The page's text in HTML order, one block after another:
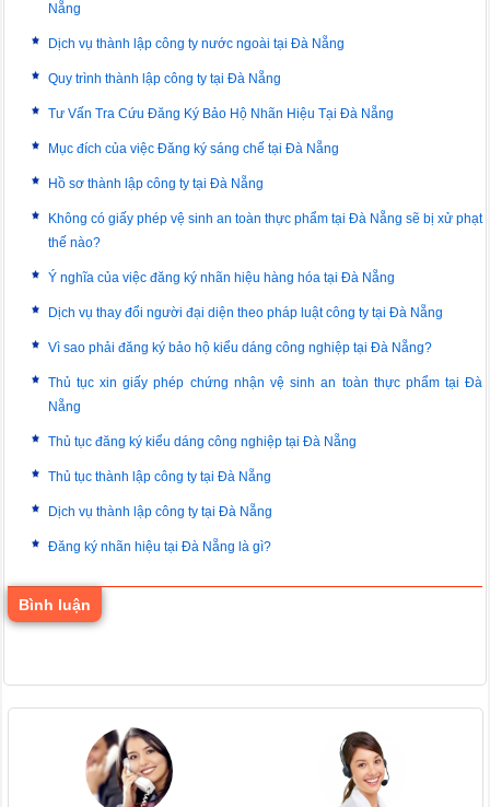
Nẵng
Dịch vụ thành lập công ty nước ngoài tại Đà Nẵng
Quy trình thành lập công ty tại Đà Nẵng
Tư Vấn Tra Cứu Đăng Ký Bảo Hộ Nhãn Hiệu Tại Đà Nẵng
Mục đích của việc Đăng ký sáng chế tại Đà Nẵng
Hồ sơ thành lập công ty tại Đà Nẵng
Không có giấy phép vệ sinh an toàn thực phẩm tại Đà Nẵng sẽ bị xử phạt
thế nào?
Ý nghĩa của việc đăng ký nhãn hiệu hàng hóa tại Đà Nẵng
Dịch vụ thay đổi người đại diện theo pháp luật công ty tại Đà Nẵng
Vì sao phải đăng ký bảo hộ kiểu dáng công nghiệp tại Đà Nẵng?
Thủ tục xin giấy phép chứng nhận vệ sinh an toàn thực phẩm tại Đà
Nẵng
Thủ tục đăng ký kiểu dáng công nghiệp tại Đà Nẵng
Thủ tục thành lập công ty tại Đà Nẵng
Dịch vụ thành lập công ty tại Đà Nẵng
Đăng ký nhãn hiệu tại Đà Nẵng là gì?
Bình luận